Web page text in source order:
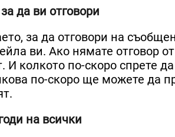
да ви отговори
за да отговори на
ви. Ако нямате отговор
И колкото по-скоро спрете
по-скоро ще можете да
на всички